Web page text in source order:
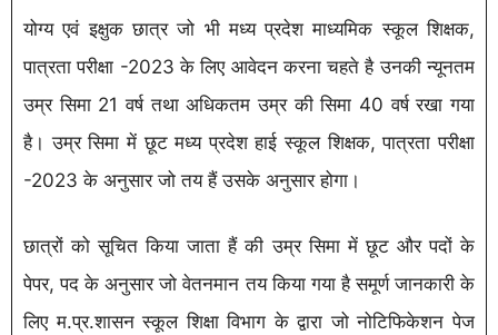
योग्य एवं इक्षुक छात्र जो भी मध्य प्रदेश माध्यमिक स्कूल शिक्षक,
पात्रता परीक्षा -2023 के लिए आवेदन करना चहते है उनकी न्यूनतम
उम्र सिमा 21 वर्ष तथा अधिकतम उम्र की सिमा 40 वर्ष रखा गया
है। उम्र सिमा में छूट मध्य प्रदेश हाई स्कूल शिक्षक, पात्रता परीक्षा
-2023 के अनुसार जो तय हैं उसके अनुसार होगा।
छात्रों को सूचित किया जाता हैं की उम्र सिमा में छूट और पदों के
पेपर, पद के अनुसार जो वेतनमान तय किया गया है समूर्ण जानकारी के
लिए म.प्र.शासन स्कूल शिक्षा विभाग के द्वारा जो नोटिफिकेशन पेज